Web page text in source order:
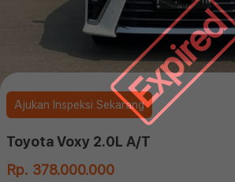
Expired
Ajukan Inspeksi Sekarang
Toyota Voxy 2.0L A/T
Rp. 378.000.000